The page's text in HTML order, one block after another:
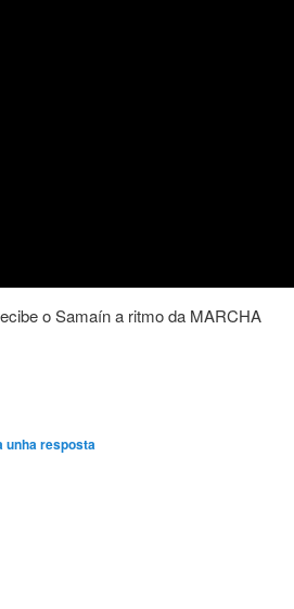
o Samaín a ritmo da MARCHA
unha resposta